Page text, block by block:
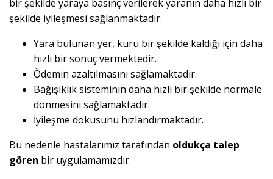
bir şekilde yaraya basınç verilerek yaranın daha hızlı bir
şekilde iyileşmesi sağlanmaktadır.
Yara bulunan yer, kuru bir şekilde kaldığı için daha
hızlı bir sonuç vermektedir.
Ödemin azaltılmasını sağlamaktadır.
Bağışıklık sisteminin daha hızlı bir şekilde normale
dönmesini sağlamaktadır.
İyileşme dokusunu hızlandırmaktadır.
Bu nedenle hastalarımız tarafından oldukça talep
gören bir uygulamamızdır.